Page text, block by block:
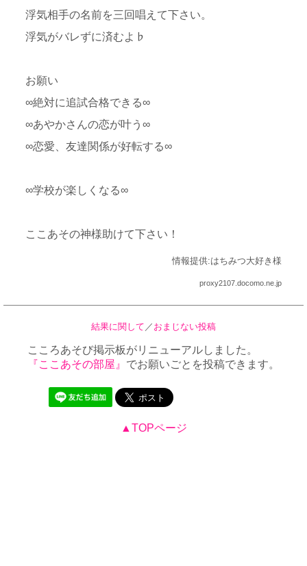
浮気相手の名前を三回唱えて下さい。
浮気がバレずに済むよ♭
お願い
∞絶対に追試合格できる∞
∞あやかさんの恋が叶う∞
∞恋愛、友達関係が好転する∞
∞学校が楽しくなる∞
ここあその神様助けて下さい！
情報提供:はちみつ大好き様
proxy2107.docomo.ne.jp
結果に関して ／ おまじない投稿
こころあそび掲示板がリニューアルしました。
『ここあその部屋』 でお願いごとを投稿できます。
▲TOPページ